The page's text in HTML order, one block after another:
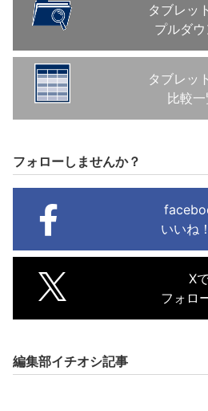
タブレッ
プルダ
タブレッ
比較
フォローしませんか？
いいね
X
フォロ
編集部イチオシ記事